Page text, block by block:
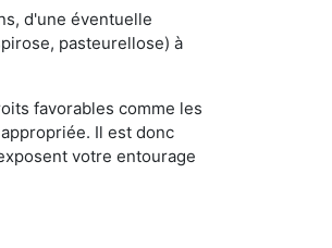
d'une éventuelle
pasteurellose) à
favorables comme les
Il est donc
votre entourage